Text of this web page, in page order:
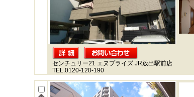
センチュリー21 エヌプライズ JR放出駅前店
TEL.0120-120-190